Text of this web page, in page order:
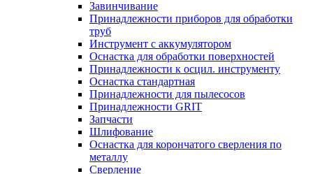
Завинчивание
Принадлежности приборов для обработки
труб
Инструмент с аккумулятором
Оснастка для обработки поверхностей
Принадлежности к осцил. инструменту
Оснастка стандартная
Принадлежности для пылесосов
Принадлежности GRIT
Запчасти
Шлифование
Оснастка для корончатого сверления по
металлу
Сверление